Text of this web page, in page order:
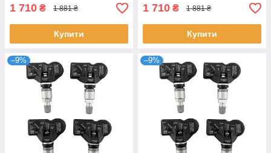
1 710 ₴ 1 881 ₴
Купити
1 710 ₴ 1 881 ₴
Купити
–9% –9%